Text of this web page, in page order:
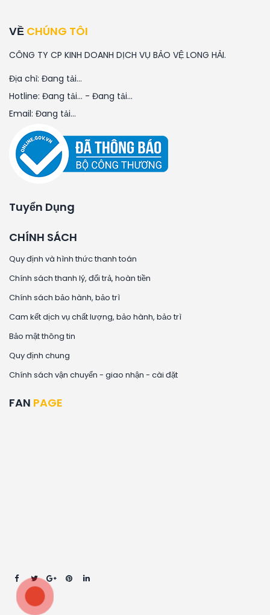
VỀ CHÚNG TÔI
CÔNG TY CP KINH DOANH DỊCH VỤ BẢO VỆ LONG HẢI.
Địa chỉ: Đang tải...
Hotline: Đang tải... - Đang tải...
Email: Đang tải...
Tuyển Dụng
CHÍNH SÁCH
Quy định và hình thức thanh toán
Chính sách thanh lý, đổi trả, hoàn tiền
Chính sách bảo hành, bảo trì
Cam kết dịch vụ chất lượng, bảo hành, bảo trì
Bảo mật thông tin
Quy định chung
Chính sách vận chuyển - giao nhận - cài đặt
FAN PAGE